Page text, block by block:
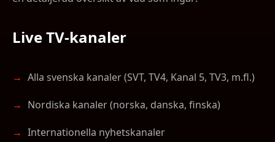
Live TV-kanaler
Alla svenska kanaler (SVT, TV4, Kanal 5, TV3, m.fl.)
Nordiska kanaler (norska, danska, finska)
Internationella nyhetskanaler